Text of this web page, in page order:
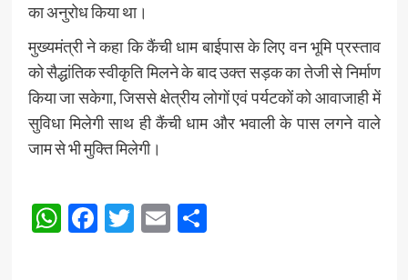
का अनुरोध किया था।
मुख्यमंत्री ने कहा कि कैंची धाम बाईपास के लिए वन भूमि प्रस्ताव
को सैद्धांतिक स्वीकृति मिलने के बाद उक्त सड़क का तेजी से निर्माण
किया जा सकेगा, जिससे क्षेत्रीय लोगों एवं पर्यटकों को आवाजाही में
सुविधा मिलेगी साथ ही कैंची धाम और भवाली के पास लगने वाले
जाम से भी मुक्ति मिलेगी।
Post
Navigation
WhatsApp
Facebook
Twitter
EmailShare